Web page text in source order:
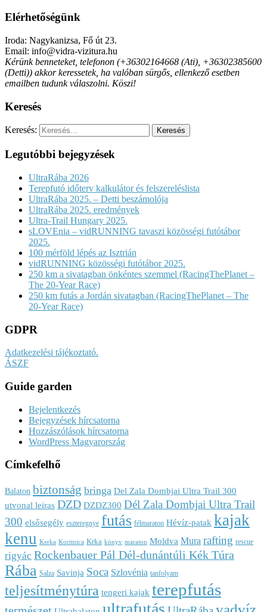
Elérhetőségünk
Iroda: Nagykanizsa, Fő út 23.
Email: info@vidra-vizitura.hu
Kérünk benneteket, telefonon (+36302164668 (Ati), +36302385600
(Detti)) akkor keressetek, ha valóban sürgős, ellenkező esetben
emailben tudunk válaszolni. Köszi!
Keresés
Keresés:
Legutóbbi bejegyzések
UltraRába 2026
Terepfutó időterv kalkulátor és felszereléslista
UltraRába 2025. – Detti beszámolója
UltraRába 2025. eredmények
Ultra-Trail Hungary 2025.
sLOVEnia – vidRUNNING tavaszi közösségi futótábor
2025.
100 mérföld lépés az Isztrián
vidRUNNING közösségi futótábor 2025.
250 km a sivatagban önkéntes szemmel (RacingThePlanet –
The 20-Year Race)
250 km futás a Jordán sivatagban (RacingThePlanet – The
20-Year Race)
GDPR
Adatkezelési tájékoztató.
ÁSZF
Guide garden
Bejelentkezés
Bejegyzések hírcsatorna
Hozzászólások hírcsatorna
WordPress Magyarország
Címkefelhő
Balaton biztonság bringa Del Zala Dombjai Ultra Trail 300
utvonal leiras DZD DZDZ300 Dél Zala Dombjai Ultra Trail
300 elsősegély eszteregnye futás félmaraton Hévíz-patak kajak
kenu Kerka Koritnica Krka könyv maraton Moldva Mura rafting rescue
rigyác Rockenbauer Pál Dél-dunántúli Kék Túra
Rába Salza Savinja Soca Szlovénia tanfolyam
teljesítménytúra tengeri kajak terepfutás